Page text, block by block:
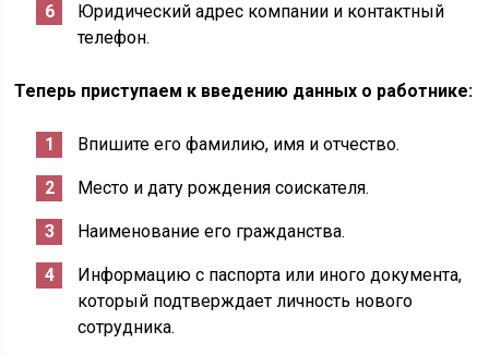
Юридический адрес компании и контактный
телефон.
Теперь приступаем к введению данных о работнике:
Впишите его фамилию, имя и отчество.
Место и дату рождения соискателя.
Наименование его гражданства.
Информацию с паспорта или иного документа,
который подтверждает личность нового
сотрудника.